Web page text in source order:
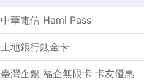
中華電信 Hami Pass
土地銀行鈦金卡
臺灣企銀 福企無限卡 卡友優惠